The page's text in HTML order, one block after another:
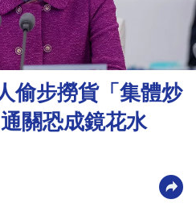
偷步撈貨「集體炒
關恐成鏡花水